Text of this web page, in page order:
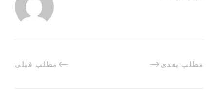
مطلب قبلی مطلب بعدی